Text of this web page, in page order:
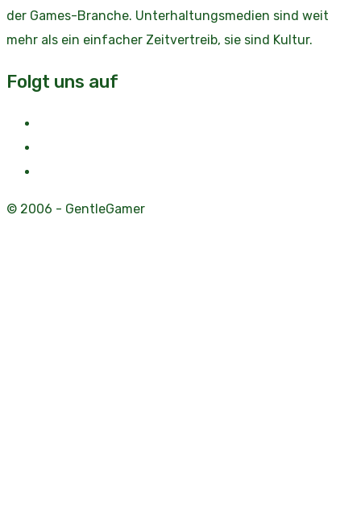
der Games-Branche. Unterhaltungsmedien sind weit
mehr als ein einfacher Zeitvertreib, sie sind Kultur.
Folgt uns auf
© 2006 - GentleGamer